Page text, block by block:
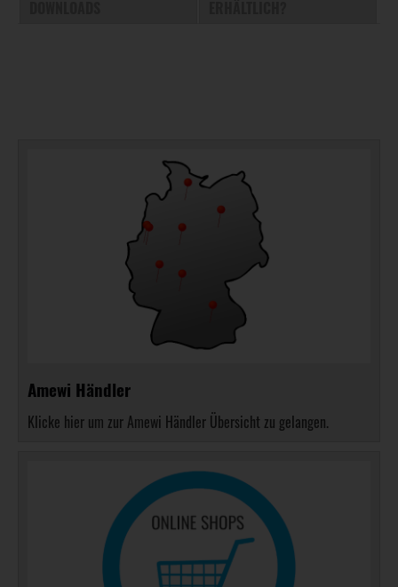
Amewi Händler
Klicke hier um zur Amewi Händler Übersicht zu gelangen.